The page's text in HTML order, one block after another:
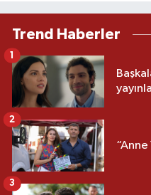
Trend Haberler
1
“Anne
2
3